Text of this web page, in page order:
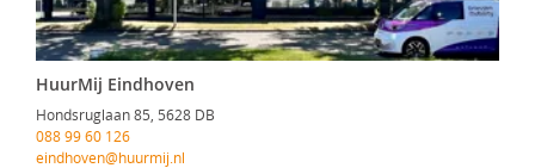
HuurMij Eindhoven
Hondsruglaan 85, 5628 DB
088 99 60 126
eindhoven@huurmij.nl